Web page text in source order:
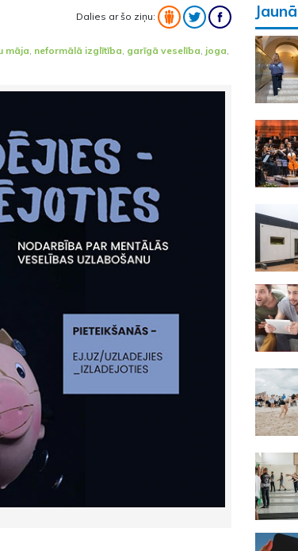
Dalies ar šo ziņu:
māja, neformālā izglītība, garīgā veselība, joga,